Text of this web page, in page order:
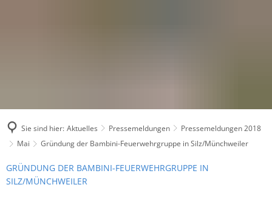
Sie sind hier: Aktuelles Pressemeldungen
Pressemeldungen 2018
Mai
Gründung der Bambini-Feuerwehrgruppe in Silz/Münchweiler
GRÜNDUNG DER BAMBINI-FEUERWEHRGRUPPE IN
SILZ/MÜNCHWEILER